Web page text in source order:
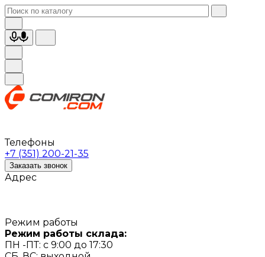
Телефоны
+7 (351) 200-21-35
Заказать звонок
Адрес
Режим работы
Режим работы склада:
ПН -ПТ: с 9:00 до 17:30